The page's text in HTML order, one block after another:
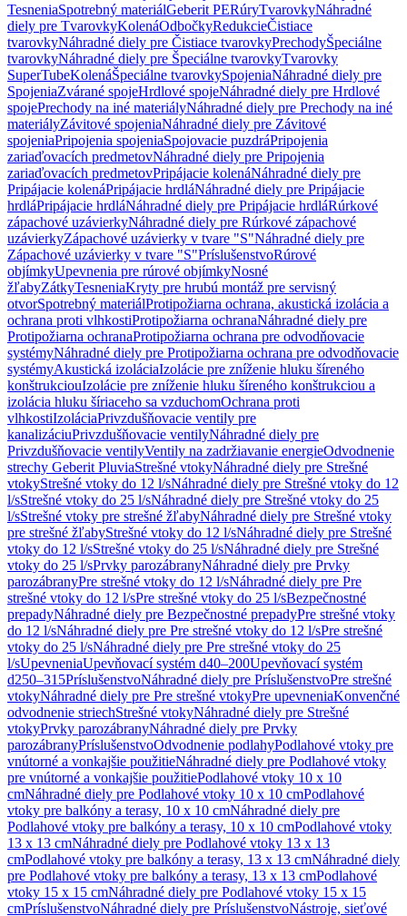
TesneniaSpotrebný materiálGeberit PERúryTvarovkyNáhradné
diely pre TvarovkyKolenáOdbočkyRedukcieČistiace
tvarovkyNáhradné diely pre Čistiace tvarovkyPrechodyŠpeciálne
tvarovkyNáhradné diely pre Špeciálne tvarovkyTvarovky
SuperTubeKolenáŠpeciálne tvarovkySpojeniaNáhradné diely pre
SpojeniaZvárané spojeHrdlové spojeNáhradné diely pre Hrdlové
spojePrechody na iné materiályNáhradné diely pre Prechody na iné
materiályZávitové spojeniaNáhradné diely pre Závitové
spojeniaPripojenia spojeniaSpojovacie puzdráPripojenia
zariaďovacích predmetovNáhradné diely pre Pripojenia
zariaďovacích predmetovPripájacie kolenáNáhradné diely pre
Pripájacie kolenáPripájacie hrdláNáhradné diely pre Pripájacie
hrdláPripájacie hrdláNáhradné diely pre Pripájacie hrdláRúrkové
zápachové uzávierkyNáhradné diely pre Rúrkové zápachové
uzávierkyZápachové uzávierky v tvare "S"Náhradné diely pre
Zápachové uzávierky v tvare "S"PríslušenstvoRúrové
objímkyUpevnenia pre rúrové objímkyNosné
žľabyZátkyTesneniaKryty pre hrubú montáž pre servisný
otvorSpotrebný materiálProtipožiarna ochrana, akustická izolácia a
ochrana proti vlhkostiProtipožiarna ochranaNáhradné diely pre
Protipožiarna ochranaProtipožiarna ochrana pre odvodňovacie
systémyNáhradné diely pre Protipožiarna ochrana pre odvodňovacie
systémyAkustická izoláciaIzolácie pre zníženie hluku šíreného
konštrukciouIzolácie pre zníženie hluku šíreného konštrukciou a
izolácia hluku šíriaceho sa vzduchomOchrana proti
vlhkostiIzoláciaPrivzdušňovacie ventily pre
kanalizáciuPrivzdušňovacie ventilyNáhradné diely pre
Privzdušňovacie ventilyVentily na zadržiavanie energieOdvodnenie
strechy Geberit PluviaStrešné vtokyNáhradné diely pre Strešné
vtokyStrešné vtoky do 12 l/sNáhradné diely pre Strešné vtoky do 12
l/sStrešné vtoky do 25 l/sNáhradné diely pre Strešné vtoky do 25
l/sStrešné vtoky pre strešné žľabyNáhradné diely pre Strešné vtoky
pre strešné žľabyStrešné vtoky do 12 l/sNáhradné diely pre Strešné
vtoky do 12 l/sStrešné vtoky do 25 l/sNáhradné diely pre Strešné
vtoky do 25 l/sPrvky parozábranyNáhradné diely pre Prvky
parozábranyPre strešné vtoky do 12 l/sNáhradné diely pre Pre
strešné vtoky do 12 l/sPre strešné vtoky do 25 l/sBezpečnostné
prepadyNáhradné diely pre Bezpečnostné prepadyPre strešné vtoky
do 12 l/sNáhradné diely pre Pre strešné vtoky do 12 l/sPre strešné
vtoky do 25 l/sNáhradné diely pre Pre strešné vtoky do 25
l/sUpevneniaUpevňovací systém d40–200Upevňovací systém
d250–315PríslušenstvoNáhradné diely pre PríslušenstvoPre strešné
vtokyNáhradné diely pre Pre strešné vtokyPre upevneniaKonvenčné
odvodnenie striechStrešné vtokyNáhradné diely pre Strešné
vtokyPrvky parozábranyNáhradné diely pre Prvky
parozábranyPríslušenstvoOdvodnenie podlahyPodlahové vtoky pre
vnútorné a vonkajšie použitieNáhradné diely pre Podlahové vtoky
pre vnútorné a vonkajšie použitiePodlahové vtoky 10 x 10
cmNáhradné diely pre Podlahové vtoky 10 x 10 cmPodlahové
vtoky pre balkóny a terasy, 10 x 10 cmNáhradné diely pre
Podlahové vtoky pre balkóny a terasy, 10 x 10 cmPodlahové vtoky
13 x 13 cmNáhradné diely pre Podlahové vtoky 13 x 13
cmPodlahové vtoky pre balkóny a terasy, 13 x 13 cmNáhradné diely
pre Podlahové vtoky pre balkóny a terasy, 13 x 13 cmPodlahové
vtoky 15 x 15 cmNáhradné diely pre Podlahové vtoky 15 x 15
cmPríslušenstvoNáhradné diely pre PríslušenstvoNástroje, sieťové